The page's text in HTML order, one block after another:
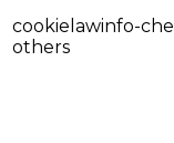
cookielawinfo-
others